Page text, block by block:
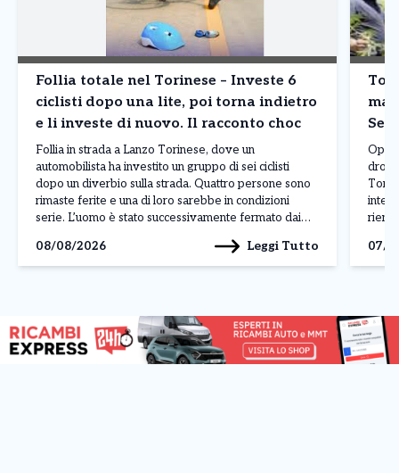
Follia totale nel Torinese – Investe 6
ciclisti dopo una lite, poi torna indietro
e li investe di nuovo. Il racconto choc
Follia in strada a Lanzo Torinese, dove un
automobilista ha investito un gruppo di sei ciclisti
dopo un diverbio sulla strada. Quattro persone sono
rimaste ferite e una di loro sarebbe in condizioni
serie. L’uomo è stato successivamente fermato dai
raccontare la dinamica dell’accaduto è stato uno dei
[…]
08/08/2026 Leggi Tutto
a
07/